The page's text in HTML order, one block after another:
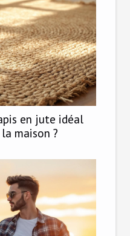
en jute idéal
maison ?